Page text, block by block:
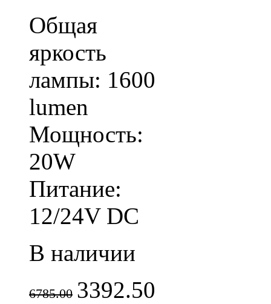
Общая
яркость
лампы: 1600
lumen
Мощность:
20W
Питание:
12/24V DC
В наличии
6785.00 3392.50